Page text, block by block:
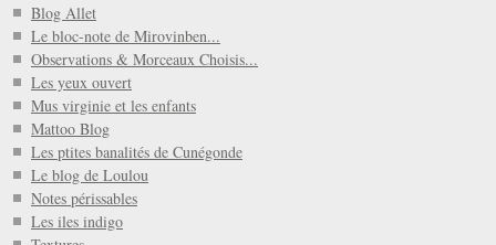
Blog Allet
Le bloc-note de Mirovinben...
Observations & Morceaux Choisis...
Les yeux ouvert
Mus virginie et les enfants
Mattoo Blog
Les ptites banalités de Cunégonde
Le blog de Loulou
Notes périssables
Les iles indigo